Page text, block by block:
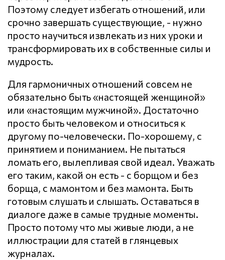
Поэтому следует избегать отношений, или
срочно завершать существующие, - нужно
просто научиться извлекать из них уроки и
трансформировать их в собственные силы и
мудрость.
Для гармоничных отношений совсем не
обязательно быть «настоящей женщиной»
или «настоящим мужчиной». Достаточно
просто быть человеком и относиться к
другому по-человечески. По-хорошему, с
принятием и пониманием. Не пытаться
ломать его, вылепливая свой идеал. Уважать
его таким, какой он есть - с борщом и без
борща, с мамонтом и без мамонта. Быть
готовым слушать и слышать. Оставаться в
диалоге даже в самые трудные моменты.
Просто потому что мы живые люди, а не
иллюстрации для статей в глянцевых
журналах.